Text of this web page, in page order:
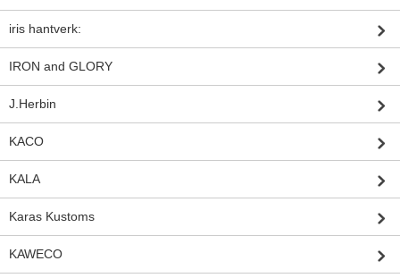
iris hantverk:
IRON and GLORY
J.Herbin
KACO
KALA
Karas Kustoms
KAWECO